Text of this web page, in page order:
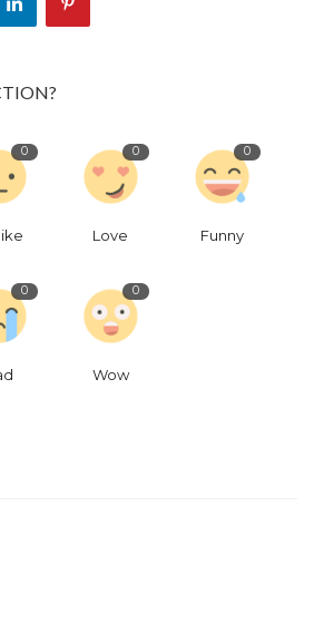
0 0
Love
0
Funny
0 0
Wow